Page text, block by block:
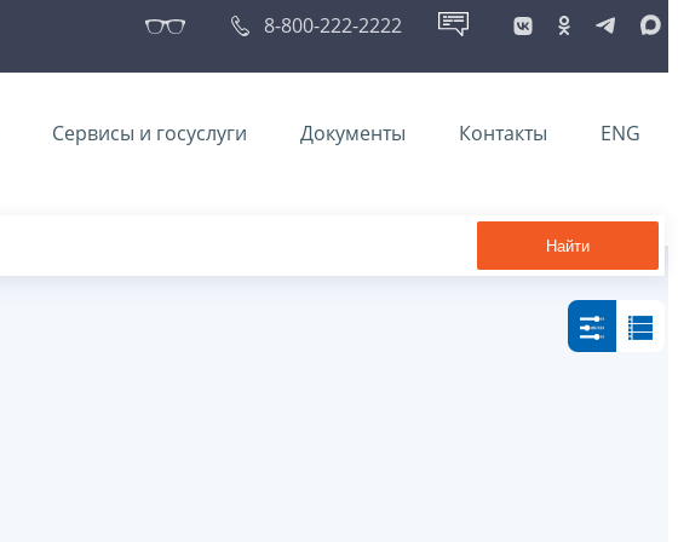
8-800-222-2222
Сервисы и госуслуги Документы Контакты ENG
Найти